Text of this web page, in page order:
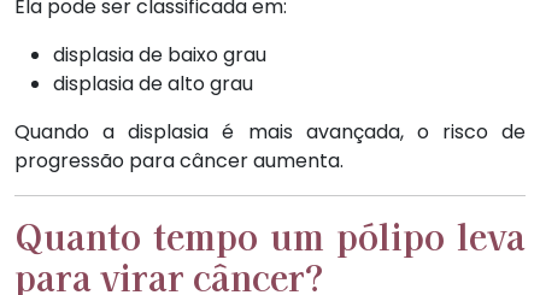
Ela pode ser classificada em:
displasia de baixo grau
displasia de alto grau
Quando a displasia é mais avançada, o risco de
progressão para câncer aumenta.
Quanto tempo um pólipo leva
para virar câncer?